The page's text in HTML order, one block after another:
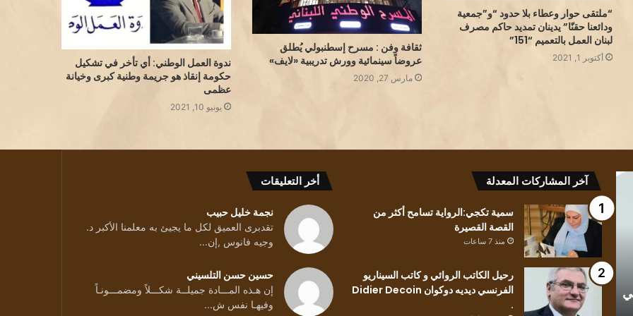
“ملتقى حوار وعطاء بلا حدود “و”جمعية
ودائعنا حقنّا” يدينان تمديد حاكم مصرف
لبنان العمل بالتعميم “151”
أكتوبر 1, 2021
ثقافة وفن : مسرح إسطنبولي يُطلق
عروضاً سينمائية وورش تدريبية «لايف»
مارس 27, 2020
ندوة العمل الوطني: أي تأخر في تشكيل
حكومة إنقاذ هو جريمة وطنية كبرى وخيانة
عظمى
يونيو 10, 2021
قراءة
في
رواية
رسائل
للكاتب
الفلسطيني
منذ 7 ساعات
قراءة في رواية رسائل بلون وطن.. للكاتب
الفلسطيني محمد حسين..
تكجي:الرواية
سمية تكجي:الرواية تسامح أكثر من القصة
القصيرة
آخر المشاركات المعدلة
سمية تكجي:الرواية تسامح أكثر من
القصة القصيرة
منذ 7 ساعات
رحيل الكاتب الروائي و كاتب السيناريو
الفرنسي ديديه دوكوان Didier Decoin
.
أخر التعليقات
نجمة خليل حبيب
تقدبرى العميق لكل ما يجيئ به معلمنا الأكبر د.
وجيه فانوس ,إن...
حسين حسن التلسيني
إن هـذه المـــادة جميلــة شكـــلاً ومضمـــونـاً
وفيهـا نفس ش...